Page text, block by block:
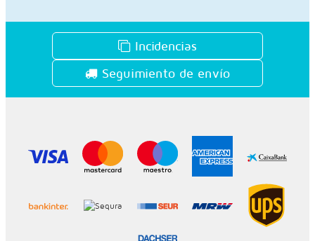
Incidencias
Seguimiento de envío